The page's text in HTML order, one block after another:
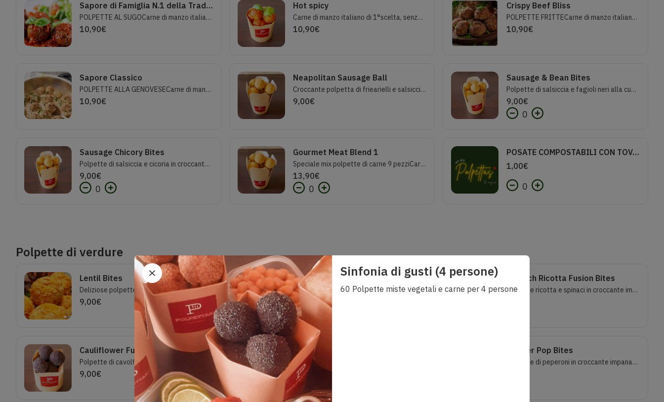
Sapore di Famiglia N.1 della Tradizione Italiana
POLPETTE AL SUGOCarne di manzo italiano di 1°scelta, senza lattosio! Lavorazione tradizionale.Porzione standard 5 pezzi.
10,90€
Hot spicy
Carne di manzo italiano di 1°scelta, senza lattosio! Peperoncino .Lavorazione tradizionale.Porzione standard 5 pezzi.
10,90€
Crispy Beef Bliss
POLPETTE FRITTECarne di manzo italiano di 1°scelta, senza lattosio! Lavorazione tradizionale.Porzione standard 5 pezzi.
10,90€
Sapore Classico
POLPETTE ALLA GENOVESECarne di manzo italiano di 1°scelta, senza lattosio! Cucinate in umido in vellutata ci cipolle.Lavorazione tradizionale.Porzione standard 5 pezzi.
10,90€
Neapolitan Sausage Ball
Croccante polpetta di friearielli e salsiccia con impanatura di mais.Porzione 7 polpette.Lactose free
9,00€
Sausage & Bean Bites
Polpette di salsiccia e fagioli neri alla cubana in croccante impanatura di mais. Carne italiana 1°sceltaPorzione basic 7 pezzi .Lactose free
9,00€
0
Sausage Chicory Bites
Polpette di salsiccia e cicoria in croccante impanatura di mais. Carne italiana 1°sceltaPorzione basic 7 pezzi .Lactose free
9,00€
0
Gourmet Meat Blend 1
Speciale mix polpette di carne 9 pezziCarni scelte italiane!Porzione 9 polpette: 3 salsiccia e cicoria, 3 salsiccia e fagioli alla cubana, 3 manzo fritte classiche.Senza lattosio
13,90€
0
POSATE COMPOSTABILI CON TOVAGLIOLO
1,00€
0
Polpette di verdure
Lentil Bites
9,00€
Mediterranean Melts
Polpette di melanzane in croccante impanatura di mais. 7 pezziSenza lattosio.
9,00
Spinach Ricotta Fusion Bites
Polpette ricotta e spinaci in croccante impanatura di mais. 7 pezzi
Cauliflower Fusion Balls
9,00€
Crispy Chickpea bites
9,00
Pepper Pop Bites
Polpette di peperoni in croccante impanatura di mais. 7 pezziSenza lattosio.
Sinfonia di gusti (4 persone)
60 Polpette miste vegetali e carne per 4 persone